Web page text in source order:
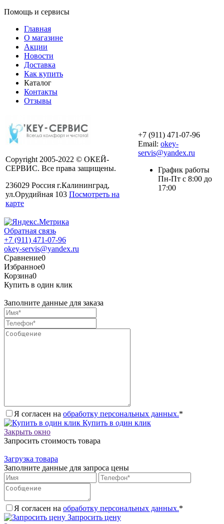
Помощь и сервисы
Главная
О магазине
Акции
Новости
Доставка
Как купить
Каталог
Контакты
Отзывы
Copyright 2005-2022 © ОКЕЙ-
СЕРВИС. Все права защищены.
236029 Россия г.Калининград,
ул.Орудийная 103 Посмотреть на
карте
+7 (911) 471-07-96
Email: okey-
servis@yandex.ru
График работы
Пн-Пт с 8:00 до
17:00
Обратная связь
+7 (911) 471-07-96
okey-servis@yandex.ru
Сравнение0
Избранное0
Корзина0
Купить в один клик
Заполните данные для заказа
Я согласен на обработку персональных данных.*
Купить в один клик
Закрыть окно
Запросить стоимость товара
Загрузка товара
Заполните данные для запроса цены
Я согласен на обработку персональных данных.*
Запросить цену